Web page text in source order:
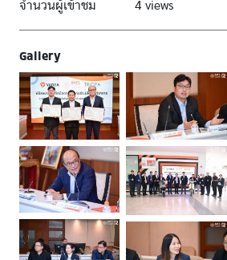
จำนวนผู้เข้าชม
4 views
Gallery